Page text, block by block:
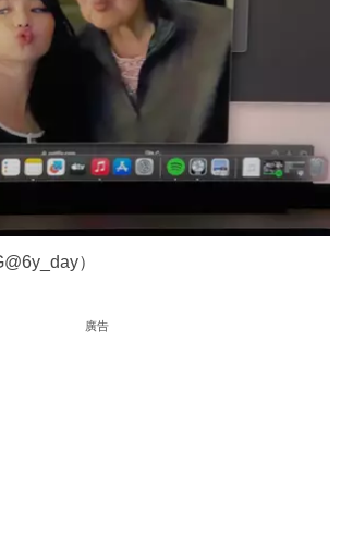
）
廣告